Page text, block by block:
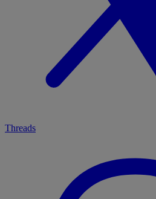
Threads